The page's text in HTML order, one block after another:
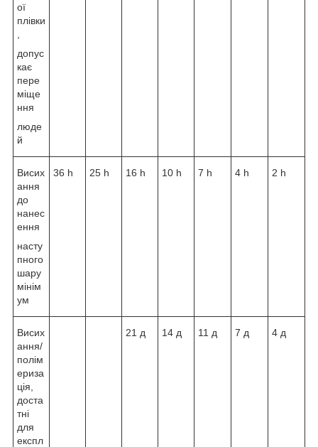
ої
плівки
допус
кає
пере
міще
ння
люде
й
Висих
ання
до
нанес
ення
насту
пного
шару
мінім
ум
36 h 25 h 16 h 10 h 7 h 4 h 2 h
Висих
ання/
полім
ериза
ція,
доста
тні
для
експл
21 д 14 д 11 д 7 д 4 д